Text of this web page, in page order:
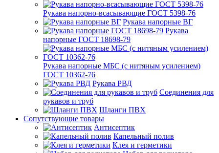
Рукава напорно-всасывающие ГОСТ 5398-76
Рукава напорные ВГ
Рукава
напорные ГОСТ 18698-79
Рукава напорные МБС (с нитяным усилением)
ГОСТ 10362-76
Рукава РВД
Соединения для
рукавов и труб
Шланги ПВХ
Сопутствующие товары
Антисептик
Капельный полив
Клея и герметики